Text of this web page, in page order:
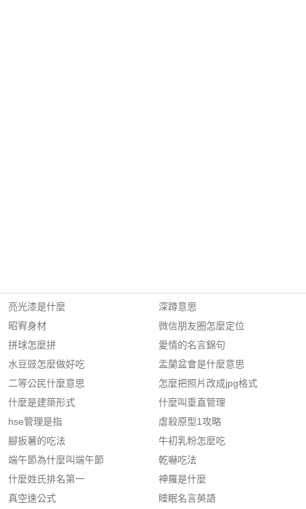
亮光漆是什麼
昭宥身材
拼球怎麼拼
水豆豉怎麼做好吃
二等公民什麼意思
什麼是建築形式
hse管理是指
腳扳薯的吃法
端午節為什麼叫端午節
什麼姓氏排名第一
真空速公式
深蹲意思
微信朋友圈怎麼定位
愛情的名言錦句
盂蘭盆會是什麼意思
怎麼把照片改成jpg格式
什麼叫垂直管理
虐殺原型1攻略
牛初乳粉怎麼吃
乾嚇吃法
神羅是什麼
睡眠名言英語